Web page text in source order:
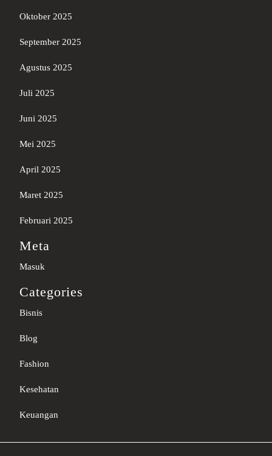
Oktober 2025
September 2025
Agustus 2025
Juli 2025
Juni 2025
Mei 2025
April 2025
Maret 2025
Februari 2025
Meta
Masuk
Categories
Bisnis
Blog
Fashion
Kesehatan
Keuangan